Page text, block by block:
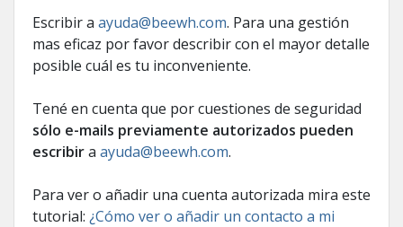
Escribir a ayuda@beewh.com. Para una gestión
mas eficaz por favor describir con el mayor detalle
posible cuál es tu inconveniente.
Tené en cuenta que por cuestiones de seguridad
sólo e-mails previamente autorizados pueden
escribira ayuda@beewh.com.
Para ver o añadir una cuenta autorizada mira este
tutorial: ¿Cómo ver o añadir un contacto a mi